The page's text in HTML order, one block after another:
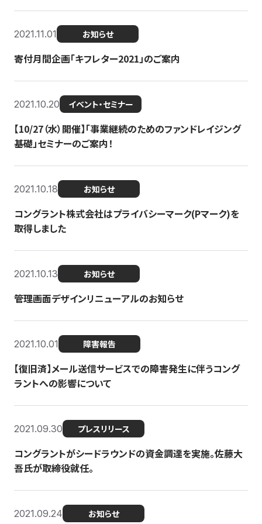
2021.11.01 お知らせ
寄付月間企画「キフレター2021」のご案内
2021.10.20 イベント・セミナー
【10/27（水）開催】「事業継続のためのファンドレイジング
基礎」セミナーのご案内！
2021.10.18 お知らせ
コングラント株式会社はプライバシーマーク(Pマーク)を
取得しました
2021.10.13 お知らせ
管理画面デザインリニューアルのお知らせ
2021.10.01 障害報告
【復旧済】メール送信サービスでの障害発生に伴うコング
ラントへの影響について
2021.09.30 プレスリリース
コングラントがシードラウンドの資金調達を実施。佐藤大
吾氏が取締役就任。
2021.09.24 お知らせ